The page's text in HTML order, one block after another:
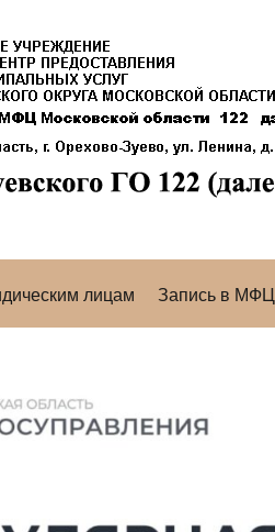
лицам Запись в МФЦ